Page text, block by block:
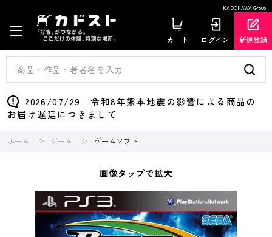
KADOKAWA Group
カート ログイン 新規登録
2026/07/29 令和8年熊本地震の影響による商品の
お届け遅延につきまして
ホーム ゲーム ゲームソフト
画像タップで拡大